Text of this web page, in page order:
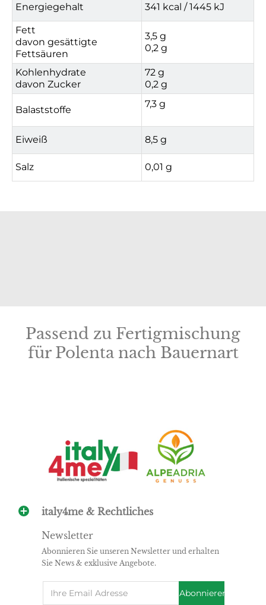
Energiegehalt 341 kcal / 1445 kJ
Fett
davon gesättigte
Fettsäuren
3,5 g
0,2 g
Kohlenhydrate
davon Zucker
72 g
0,2 g
Balaststoffe
7,3 g
Eiweiß 8,5 g
Salz 0,01 g
Passend zu Fertigmischung
für Polenta nach Bauernart
italy4me & Rechtliches
Newsletter
Abonnieren Sie unseren Newsletter und erhalten
Sie News & exklusive Angebote.
Abonnieren